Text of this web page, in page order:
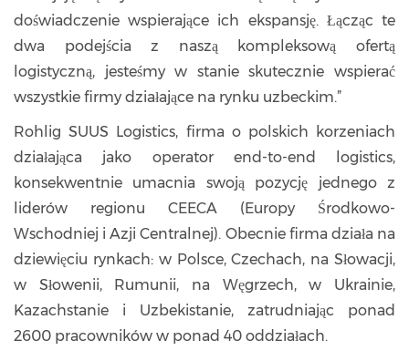
doświadczenie wspierające ich ekspansję. Łącząc te
dwa podejścia z naszą kompleksową ofertą
logistyczną, jesteśmy w stanie skutecznie wspierać
wszystkie firmy działające na rynku uzbeckim.”
Rohlig SUUS Logistics, firma o polskich korzeniach
działająca jako operator end-to-end logistics,
konsekwentnie umacnia swoją pozycję jednego z
liderów regionu CEECA (Europy Środkowo-
Wschodniej i Azji Centralnej). Obecnie firma działa na
dziewięciu rynkach: w Polsce, Czechach, na Słowacji,
w Słowenii, Rumunii, na Węgrzech, w Ukrainie,
Kazachstanie i Uzbekistanie, zatrudniając ponad
2600 pracowników w ponad 40 oddziałach.